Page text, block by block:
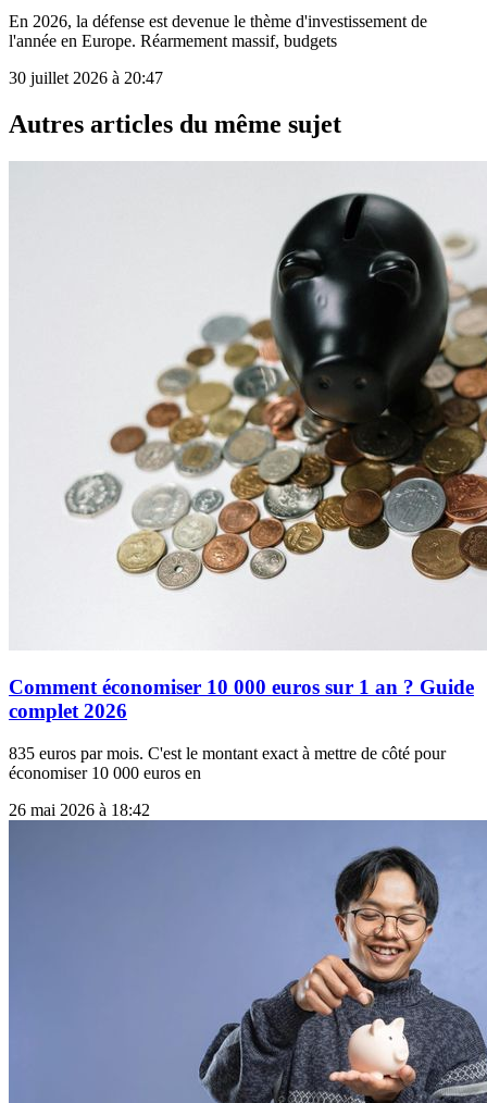
En 2026, la défense est devenue le thème d'investissement de
l'année en Europe. Réarmement massif, budgets
30 juillet 2026 à 20:47
Autres articles du même sujet
Comment économiser 10 000 euros sur 1 an ? Guide
complet 2026
835 euros par mois. C'est le montant exact à mettre de côté pour
économiser 10 000 euros en
26 mai 2026 à 18:42